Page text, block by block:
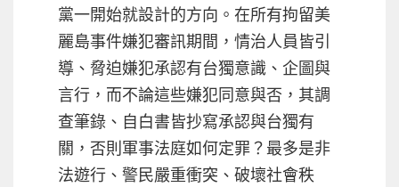
黨一開始就設計的方向。在所有拘留美
麗島事件嫌犯審訊期間，情治人員皆引
導、脅迫嫌犯承認有台獨意識、企圖與
言行，而不論這些嫌犯同意與否，其調
查筆錄、自白書皆抄寫承認與台獨有
關，否則軍事法庭如何定罪？最多是非
法遊行、警民嚴重衝突、破壞社會秩